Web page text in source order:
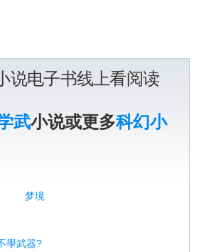
说电子书线上看阅读
武小说或更多科幻小
梦境
學武器?